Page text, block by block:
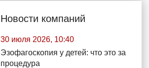
Новости компаний
30 июля 2026, 10:40
Эзофагоскопия у детей: что это за
процедура